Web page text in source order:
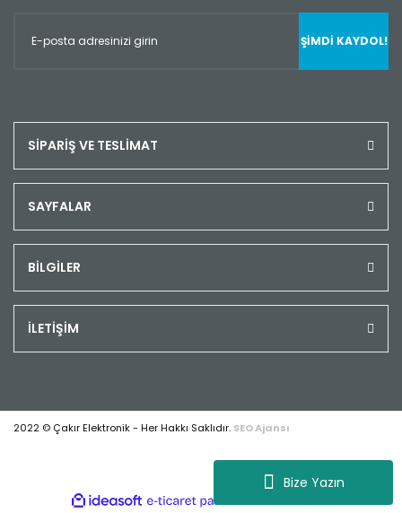
Bize Yazın
ŞİMDİ KAYDOL!
SİPARİŞ VE TESLİMAT
SAYFALAR
BİLGİLER
İLETİŞİM
2022 © Çakır Elektronik - Her Hakkı Saklıdır. SEO Ajansı
ideasoft